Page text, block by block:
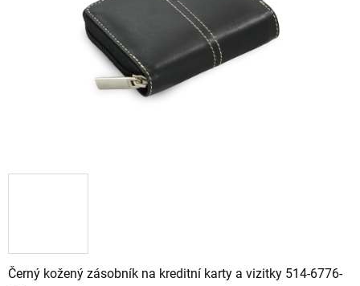
Černý kožený zásobník na kreditní karty a vizitky 514-6776-